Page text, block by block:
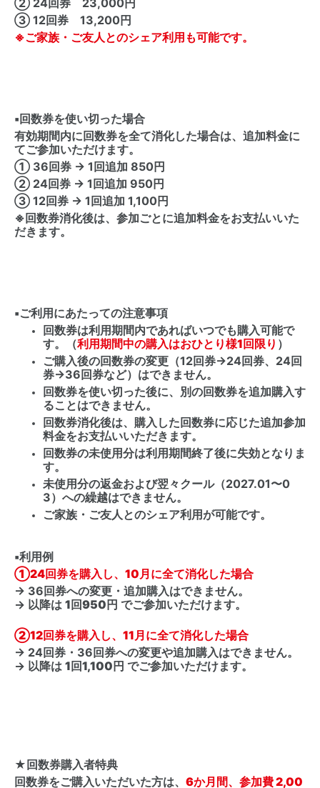
② 24回券 23,000円
③ 12回券 13,200円
※ご家族・ご友人とのシェア利用も可能です。
▪️ 回数券を使い切った場合
有効期間内に回数券を全て消化した場合は、追加料金に
てご参加いただけます。
① 36回券 → 1回追加 850円
② 24回券 → 1回追加 950円
③ 12回券 → 1回追加 1,100円
※回数券消化後は、参加ごとに追加料金をお支払いいた
だきます。
▪️ご利用にあたっての注意事項
回数券は利用期間内であればいつでも購入可能で
す。（利用期間中の購入はおひとり様1回限り ）
ご購入後の回数券の変更（12回券→24回券、24回
券→36回券など）はできません。
回数券を使い切った後に、別の回数券を追加購入す
ることはできません。
回数券消化後は、購入した回数券に応じた追加参加
料金をお支払いいただきます。
回数券の未使用分は利用期間終了後に失効となりま
す。
未使用分の返金および翌々クール（2027.01〜0
3）への繰越はできません。
ご家族・ご友人とのシェア利用が可能です。
▪️利用例
①24回券を購入し、10月に全て消化した場合
→ 36回券への変更・追加購入はできません。
→ 以降は 1回950円 でご参加いただけます。
②12回券を購入し、11月に全て消化した場合
→ 24回券・36回券への変更や追加購入はできません。
→ 以降は 1回1,100円 でご参加いただけます。
★回数券購入者特典
回数券をご購入いただいた方は、 6か月間、参加費 2,00